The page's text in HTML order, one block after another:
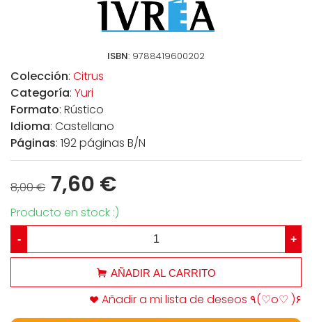
ISBN: 9788419600202
Colección: Citrus
Categoría: Yuri
Formato: Rústico
Idioma: Castellano
Páginas: 192 páginas B/N
8,00 € 7,60 €
Producto en stock :)
- +
AÑADIR AL CARRITO
Añadir a mi lista de deseos ٩(♡o♡ )۶